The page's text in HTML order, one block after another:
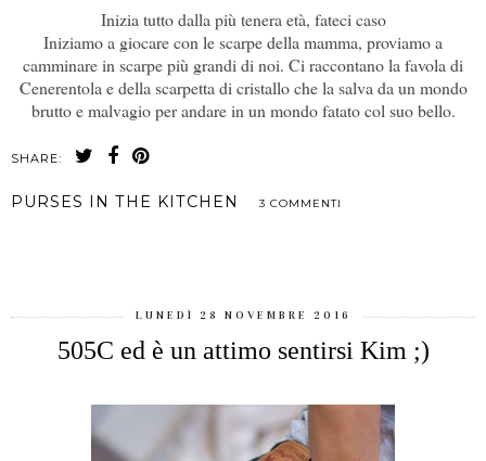
Inizia tutto dalla più tenera età, fateci caso
Iniziamo a giocare con le scarpe della mamma, proviamo a
camminare in scarpe più grandi di noi. Ci raccontano la favola di
Cenerentola e della scarpetta di cristallo che la salva da un mondo
brutto e malvagio per andare in un mondo fatato col suo bello.
SHARE:
PURSES IN THE KITCHEN 3 COMMENTI
LUNEDÌ 28 NOVEMBRE 2016
505C ed è un attimo sentirsi Kim ;)